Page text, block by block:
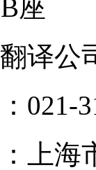
座
译公
021-
上海